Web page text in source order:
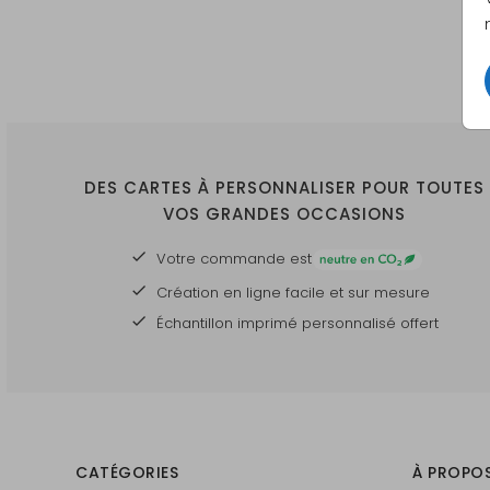
DES CARTES À PERSONNALISER POUR TOUTES
VOS GRANDES OCCASIONS
Votre commande est
Création en ligne facile et sur mesure
Échantillon imprimé personnalisé offert
CATÉGORIES À